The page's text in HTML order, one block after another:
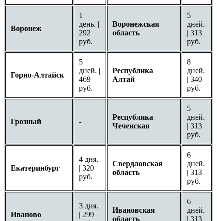
Воронеж
1
день. |
292
руб.
Воронежская
область
5
дней.
| 313
руб.
Горно-Алтайск
5
дней. |
469
руб.
Республика
Алтай
8
дней.
| 340
руб.
Грозный -
Республика
Чеченская
5
дней.
| 313
руб.
Екатеринбург
4 дня.
| 320
руб.
Свердловская
область
6
дней.
| 313
руб.
Иваново
3 дня.
| 299
Ивановская
область
6
дней.
| 313